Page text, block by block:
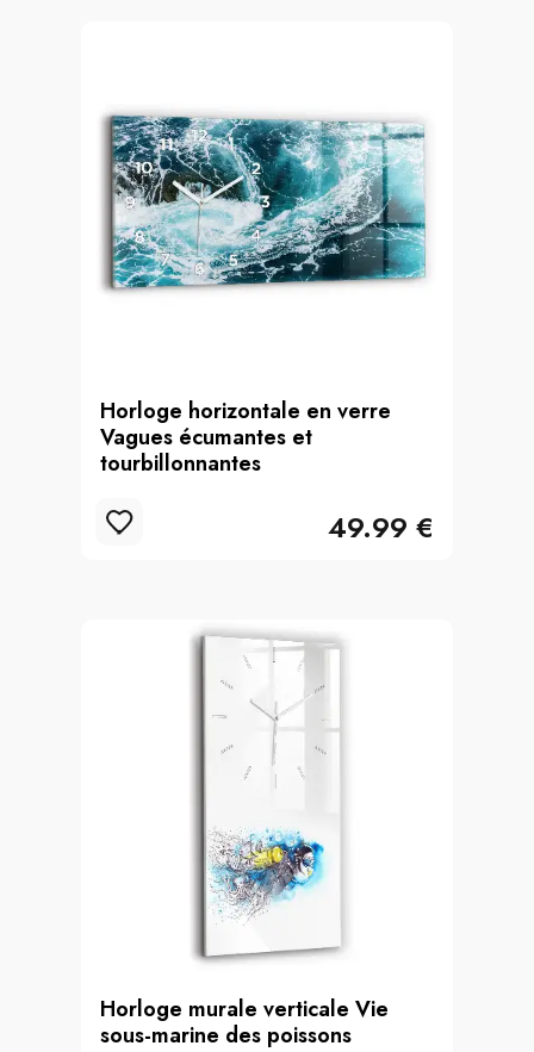
Horloge horizontale en verre
Vagues écumantes et
tourbillonnantes
49.99 €
Horloge murale verticale Vie
sous-marine des poissons